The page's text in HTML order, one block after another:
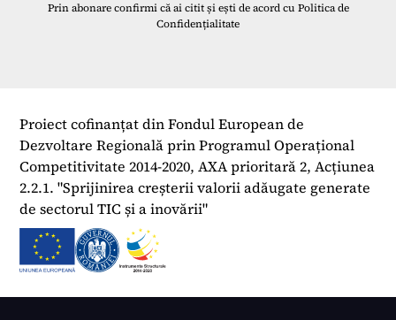
Prin abonare confirmi că ai citit și ești de acord cu Politica de
Confidențialitate
Proiect cofinanțat din Fondul European de
Dezvoltare Regională prin Programul Operațional
Competitivitate 2014-2020, AXA prioritară 2, Acțiunea
2.2.1. "Sprijinirea creșterii valorii adăugate generate
de sectorul TIC și a inovării"